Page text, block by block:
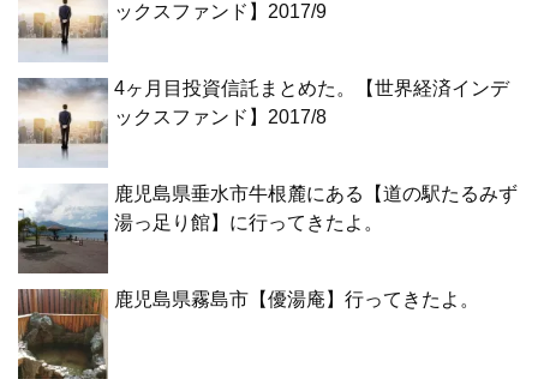
ックスファンド】2017/9
4ヶ月目投資信託まとめた。【世界経済インデ
ックスファンド】2017/8
鹿児島県垂水市牛根麓にある【道の駅たるみず
湯っ足り館】に行ってきたよ。
鹿児島県霧島市【優湯庵】行ってきたよ。